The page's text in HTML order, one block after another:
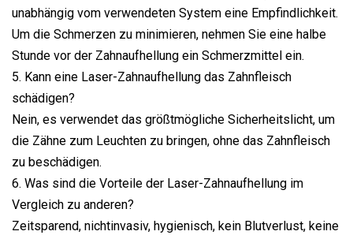
unabhängig vom verwendeten System eine Empfindlichkeit.
Um die Schmerzen zu minimieren, nehmen Sie eine halbe
Stunde vor der Zahnaufhellung ein Schmerzmittel ein.
5. Kann eine Laser-Zahnaufhellung das Zahnfleisch
schädigen?
Nein, es verwendet das größtmögliche Sicherheitslicht, um
die Zähne zum Leuchten zu bringen, ohne das Zahnfleisch
zu beschädigen.
6. Was sind die Vorteile der Laser-Zahnaufhellung im
Vergleich zu anderen?
Zeitsparend, nichtinvasiv, hygienisch, kein Blutverlust, keine